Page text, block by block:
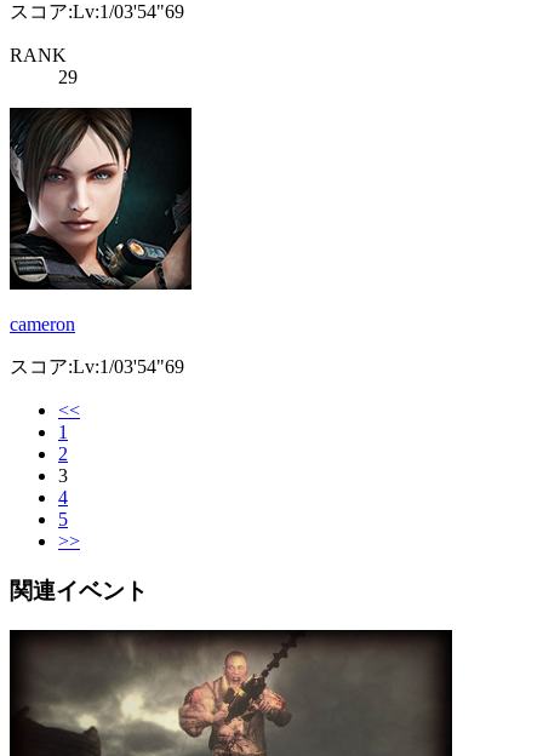
スコア:Lv:1/03'54"69
RANK
29
cameron
スコア:Lv:1/03'54"69
<<
1
2
3
4
5
>>
関連イベント